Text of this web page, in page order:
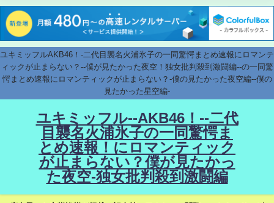
ユキミッフルAKB46！-二代目襲名火浦氷子の一同驚愕まとめ速報にロマンテ
ィックが止まらない？--僕が見たかった夜空！独女批判殺到激闘編--の一同驚
愕まとめ速報にロマンティックが止まらない？-僕の見たかった夜空編--僕の
見たかった星空編-
ユキミッフル--AKB46！--二代
目襲名火浦氷子の一同驚愕ま
とめ速報！にロマンティック
が止まらない？僕が見たかっ
た夜空-独女批判殺到激闘編